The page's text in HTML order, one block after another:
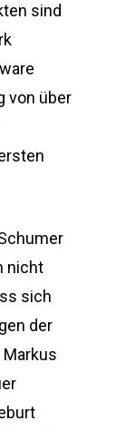
sind
von über
nicht
sich
der